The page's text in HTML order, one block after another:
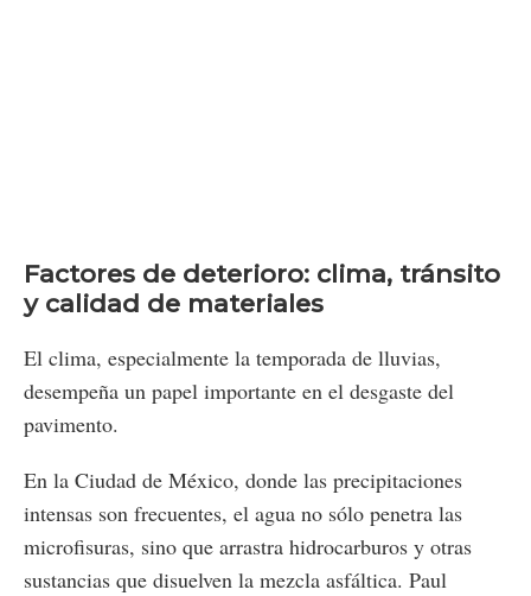
Factores de deterioro: clima, tránsito
y calidad de materiales
El clima, especialmente la temporada de lluvias,
desempeña un papel importante en el desgaste del
pavimento.
En la Ciudad de México, donde las precipitaciones
intensas son frecuentes, el agua no sólo penetra las
microfisuras, sino que arrastra hidrocarburos y otras
sustancias que disuelven la mezcla asfáltica. Paul